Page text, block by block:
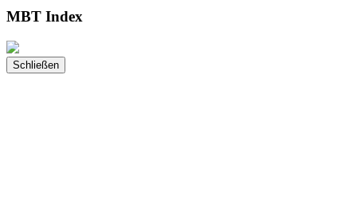
MBT Index
Schließen